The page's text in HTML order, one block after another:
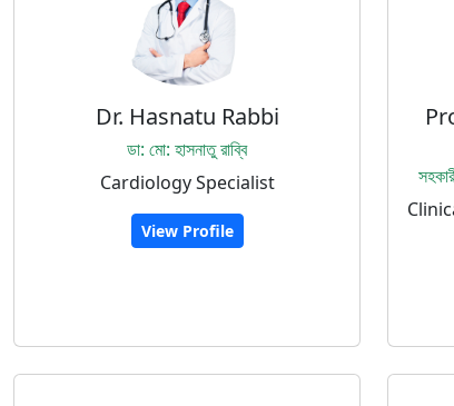
Dr. Hasnatu Rabbi
ডা: মো: হাসনাতু রাব্বি
Cardiology Specialist
View Profile